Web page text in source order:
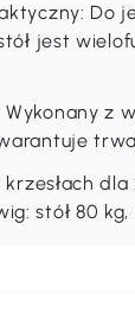
Do
jest
z
stół 80